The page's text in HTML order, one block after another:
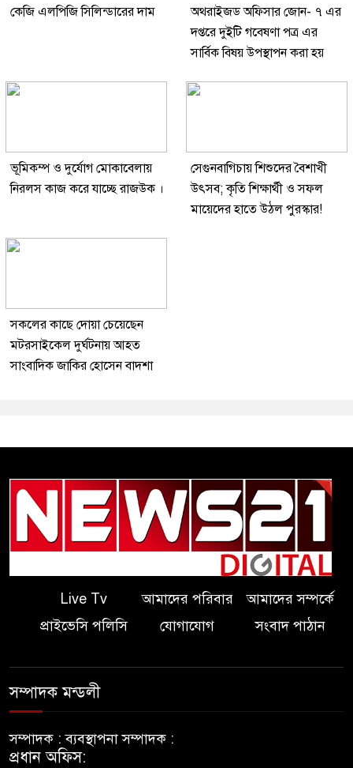
কেজি এলপিজি সিলিন্ডারের দাম
অথরাইজড অফিসার জোন- ৭ এর
দপ্তরে দুইটি গবেষণা পত্র এর
সার্বিক বিষয় উপস্থাপন করা হয়
ভূমিকম্প ও দুর্যোগ মোকাবেলায়
নিরলস কাজ করে যাচ্ছে রাজউক ।
সেগুনবাগিচায় শিশুদের বৈশাখী
উৎসব; কৃতি শিক্ষার্থী ও সফল
মায়েদের হাতে উঠল পুরস্কার!
সকলের কাছে দোয়া চেয়েছেন
মটরসাইকেল দুর্ঘটনায় আহত
সাংবাদিক জাকির হোসেন বাদশা
Live Tv আমাদের পরিবার
আমাদের সম্পর্কে
প্রাইভেসি পলিসি
যোগাযোগ সংবাদ পাঠান
সম্পাদক মন্ডলী
সম্পাদক :ব্যবস্থাপনা সম্পাদক :
প্রধান অফিস: